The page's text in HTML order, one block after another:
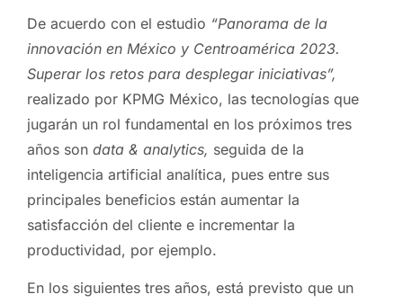
De acuerdo con el estudio “Panorama de la
innovación en México y Centroamérica 2023.
Superar los retos para desplegar iniciativas”,
realizado por KPMG México, las tecnologías que
jugarán un rol fundamental en los próximos tres
años son data & analytics, seguida de la
inteligencia artificial analítica, pues entre sus
principales beneficios están aumentar la
satisfacción del cliente e incrementar la
productividad, por ejemplo.
En los siguientes tres años, está previsto que un